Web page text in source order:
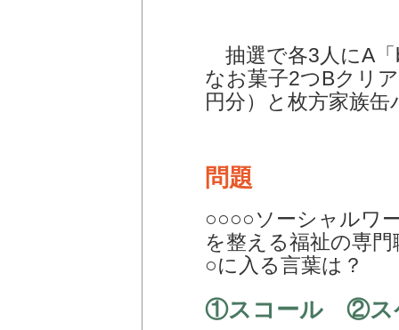
抽選で各3人にA「
なお菓子2つBクリ
円分）と枚方家族
問題
○○○○ソーシャルワ
を整える福祉の専
○に入る言葉は？
①スコール ②ス